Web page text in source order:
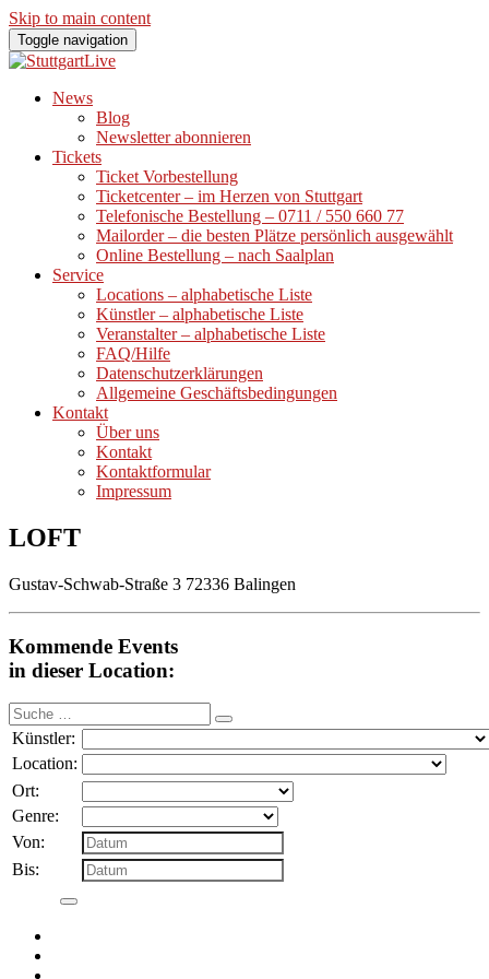
Skip to main content
Toggle navigation
News
Blog
Newsletter abonnieren
Tickets
Ticket Vorbestellung
Ticketcenter – im Herzen von Stuttgart
Telefonische Bestellung – 0711 / 550 660 77
Mailorder – die besten Plätze persönlich ausgewählt
Online Bestellung – nach Saalplan
Service
Locations – alphabetische Liste
Künstler – alphabetische Liste
Veranstalter – alphabetische Liste
FAQ/Hilfe
Datenschutzerklärungen
Allgemeine Geschäftsbedingungen
Kontakt
Über uns
Kontakt
Kontaktformular
Impressum
LOFT
Gustav-Schwab-Straße 3 72336 Balingen
Kommende Events
in dieser Location:
Suche
nach:
Künstler:
Location:
Ort:
Genre:
Von:
Bis: